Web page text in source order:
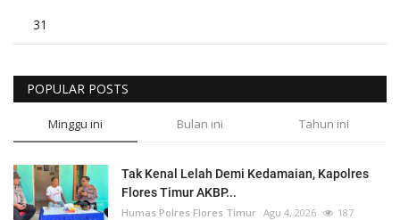
31
POPULAR POSTS
Minggu ini Bulan ini Tahun ini
Tak Kenal Lelah Demi Kedamaian, Kapolres
Flores Timur AKBP...
Humas Polres Flores Timur Agu 4, 2026 187